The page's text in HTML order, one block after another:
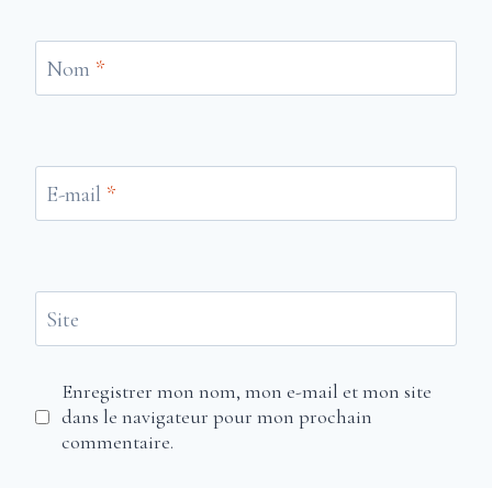
Nom *
E-mail *
Site
Enregistrer mon nom, mon e-mail et mon site
dans le navigateur pour mon prochain
commentaire.